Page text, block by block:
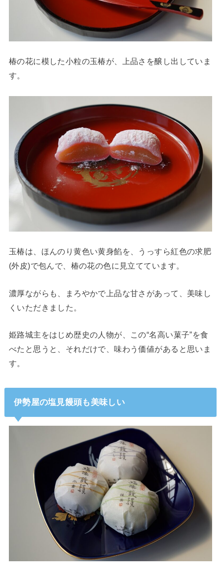
椿の花に模した小粒の玉椿が、上品さを醸し出していま
す。
玉椿は、ほんのり黄色い黄身餡を、うっすら紅色の求肥
(外皮)で包んで、椿の花の色に見立てています。
濃厚ながらも、まろやかで上品な甘さがあって、美味し
くいただきました。
姫路城主をはじめ歴史の人物が、この“名高い菓子”を食
べたと思うと、それだけで、味わう価値があると思いま
す。
伊勢屋の塩見饅頭も美味しい